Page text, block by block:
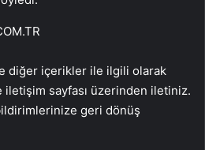
diğer içerikler ile ilgili olarak
sayfası üzerinden iletiniz.
geri dönüş